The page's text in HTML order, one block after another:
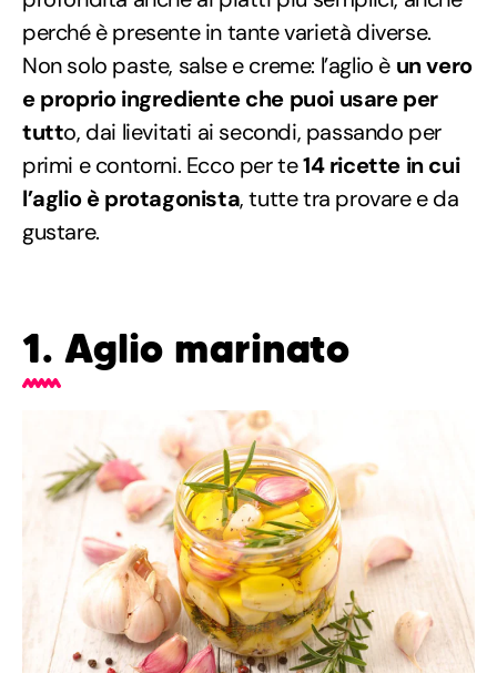
perché è presente in tante varietà diverse.
Non solo paste, salse e creme: l’aglio è un vero
e proprio ingrediente che puoi usare per
tutto, dai lievitati ai secondi, passando per
primi e contorni. Ecco per te14 ricette in cui
l’aglio è protagonista, tutte tra provare e da
gustare.
1. Aglio marinato